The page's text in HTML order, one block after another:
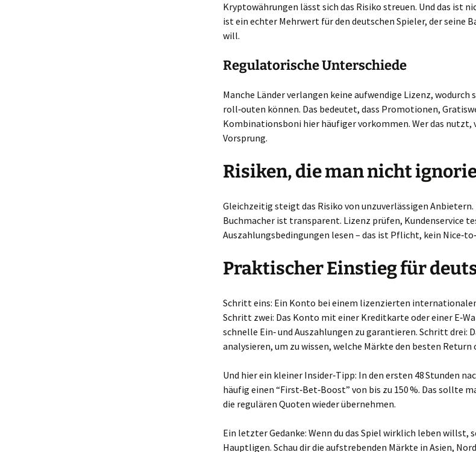
Kryptowährungen lässt sich das Risiko streuen. Und das ist
ist ein echter Mehrwert für den deutschen Spieler, der seine
will.
Regulatorische Unterschiede
Manche Länder verlangen keine aufwendige Lizenz, wodurch
roll‑outen können. Das bedeutet, dass Promotionen,
Kombinationsboni hier häufiger vorkommen. Wer das nutzt,
Vorsprung.
Risiken, die man nicht
Gleichzeitig steigt das Risiko von unzuverlässigen
Buchmacher ist transparent. Lizenz prüfen, Kundenservice
Auszahlungsbedingungen lesen – das ist Pflicht, kein
Praktischer Einstieg für
Schritt eins: Ein Konto bei einem lizenzierten
Schritt zwei: Das Konto mit einer Kreditkarte oder einer
schnelle Ein‑ und Auszahlungen zu garantieren. Schritt drei:
analysieren, um zu wissen, welche Märkte den besten
Und hier ein kleiner Insider‑Tipp: In den ersten 48 Stunden
häufig einen “First‑Bet‑Boost” von bis zu 150 %. Das sollte
die regulären Quoten wieder übernehmen.
Ein letzter Gedanke: Wenn du das Spiel wirklich leben willst,
Hauptligen. Schau dir die aufstrebenden Märkte in Asien,